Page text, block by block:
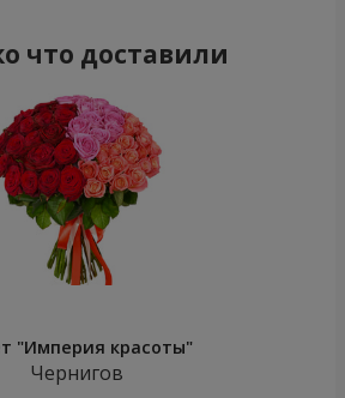
что доставили
"Империя красоты"
Чернигов